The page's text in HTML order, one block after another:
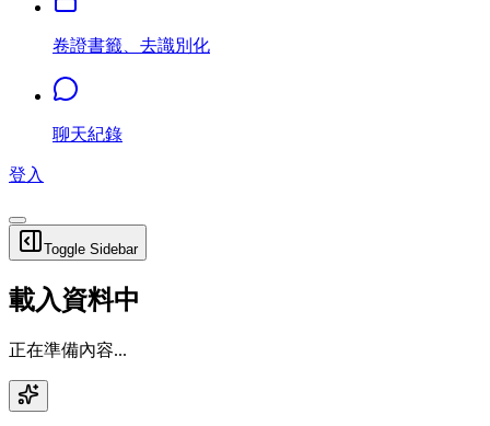
卷證書籤、去識別化
聊天紀錄
登入
Toggle Sidebar
載入資料中
正在準備內容...